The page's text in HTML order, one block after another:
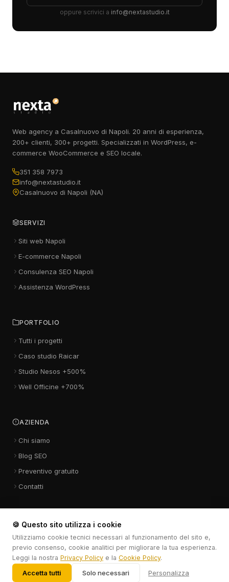
oppure scrivici a info@nextastudio.it
Web agency a Casalnuovo di Napoli. 20 anni di esperienza,
200+ clienti, 300+ progetti. Specializzati in WordPress, e-
commerce WooCommerce e SEO locale.
351 358 7973
info@nextastudio.it
Casalnuovo di Napoli (NA)
SERVIZI
Siti web Napoli
E-commerce Napoli
Consulenza SEO Napoli
Assistenza WordPress
PORTFOLIO
Tutti i progetti
Caso studio Raicar
Studio Nesos +500%
Well Officine +700%
AZIENDA
Chi siamo
Blog SEO
Preventivo gratuito
Contatti
Nexta Studio di Mario D'Angelo · Viale dei Tigli 19 · Casalnuovo di
Napoli (NA) 80013 · P.IVA IT10375661211
351 358 7973· info@nextastudio.it
© 2025 nextastudio.it ·
Privacy Cookie
🍪 Questo sito utilizza i cookie
Utilizziamo cookie tecnici necessari al funzionamento del sito e,
previo consenso, cookie analitici per migliorare la tua esperienza.
Leggi la nostra Privacy Policy e la Cookie Policy.
Accetta tutti Solo necessari Personalizza